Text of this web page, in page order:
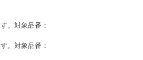
。対象品番：
。対象品番：